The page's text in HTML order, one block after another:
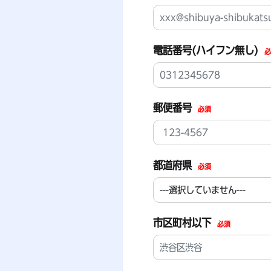
電話番号(ハイフン無し)
郵便番号 必須
都道府県 必須
市区町村以下 必須